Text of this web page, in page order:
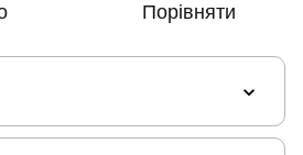
Порівняти